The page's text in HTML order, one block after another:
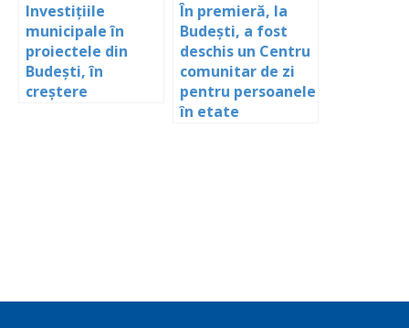
Investițiile
municipale în
proiectele din
Budești, în
creștere
În premieră, la
Budești, a fost
deschis un Centru
comunitar de zi
pentru persoanele
în etate